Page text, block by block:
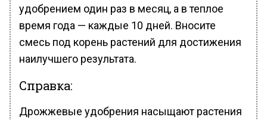
удобрением один раз в месяц, а в теплое
время года — каждые 10 дней. Вносите
смесь под корень растений для достижения
наилучшего результата.
Справка:
Дрожжевые удобрения насыщают растения